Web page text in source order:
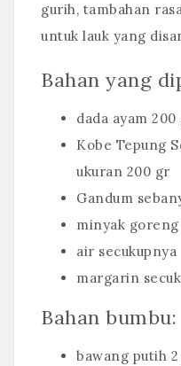
gurih, tambahan
untuk lauk yang
Bahan yang
dada ayam
Kobe Tepung
ukuran 200 gr
Gandum
minyak goreng
air secukupnya
margarin
Bahan bumbu:
bawang putih